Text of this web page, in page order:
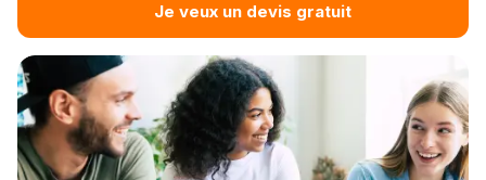
Je veux un devis gratuit